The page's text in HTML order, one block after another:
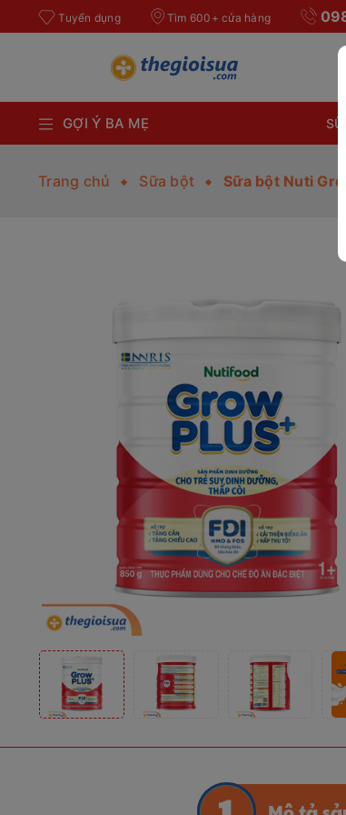
Tuyển dụng Tìm 600+ cửa hàng
GỢI Ý BA MẸ
Trang chủ Sữa bột Sữa bột Nuti